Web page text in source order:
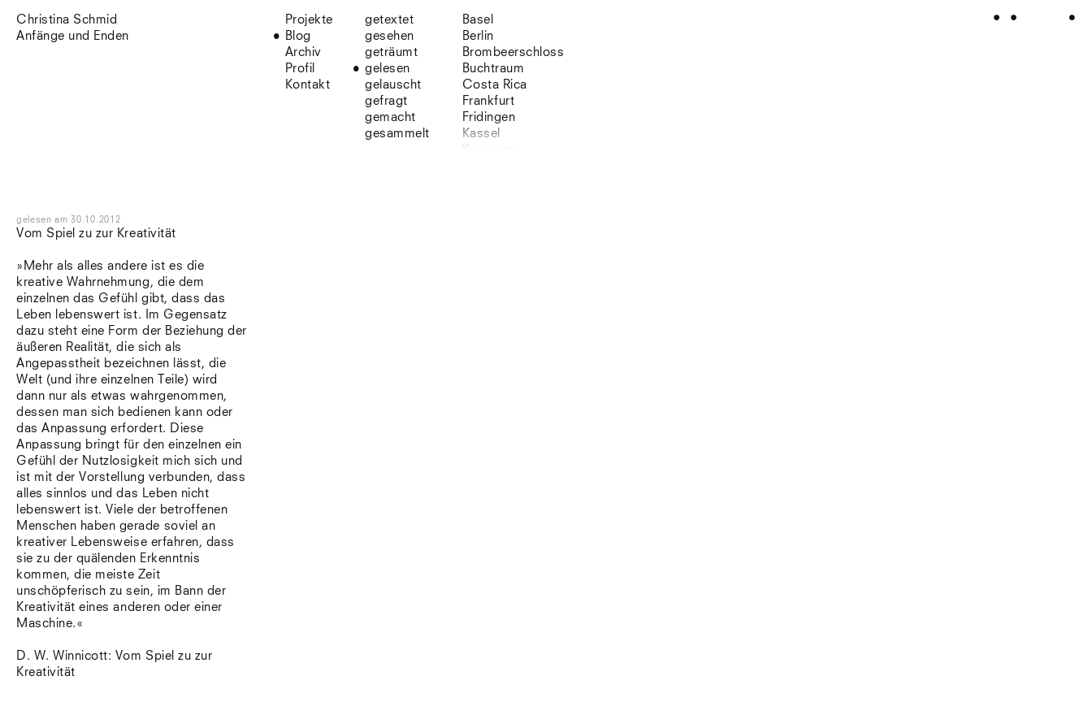
Christina Schmid
Anfänge und Enden
Projekte
Blog
Archiv
Profil
Kontakt
getextet
gesehen
geträumt
gelesen
gelauscht
gefragt
gemacht
gesammelt
Basel
Berlin
Brombeerschloss
Buchtraum
Costa Rica
Frankfurt
Fridingen
Kassel
Vom Spiel zu zur Kreativität
»Mehr als alles andere ist es die
kreative Wahrnehmung, die dem
einzelnen das Gefühl gibt, dass das
Leben lebenswert ist. Im Gegensatz
dazu steht eine Form der Beziehung der
äußeren Realität, die sich als
Angepasstheit bezeichnen lässt, die
Welt (und ihre einzelnen Teile) wird
dann nur als etwas wahrgenommen,
dessen man sich bedienen kann oder
das Anpassung erfordert. Diese
Anpassung bringt für den einzelnen ein
Gefühl der Nutzlosigkeit mich sich und
ist mit der Vorstellung verbunden, dass
alles sinnlos und das Leben nicht
lebenswert ist. Viele der betroffenen
Menschen haben gerade soviel an
kreativer Lebensweise erfahren, dass
sie zu der quälenden Erkenntnis
kommen, die meiste Zeit
unschöpferisch zu sein, im Bann der
Kreativität eines anderen oder einer
Maschine.«
D. W. Winnicott: Vom Spiel zu zur
Kreativität
gelesen am30.10.2012